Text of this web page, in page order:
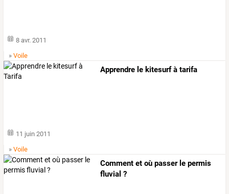
8 avr. 2011
»Voile
Apprendre le kitesurf à tarifa
11 juin 2011
»Voile
Comment et où passer le permis
fluvial ?